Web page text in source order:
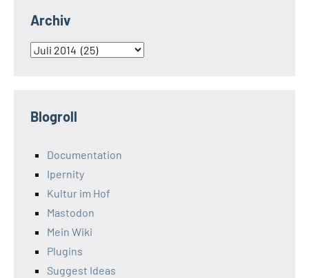
Archiv
Archiv
Blogroll
Documentation
Ipernity
Kultur im Hof
Mastodon
Mein Wiki
Plugins
Suggest Ideas